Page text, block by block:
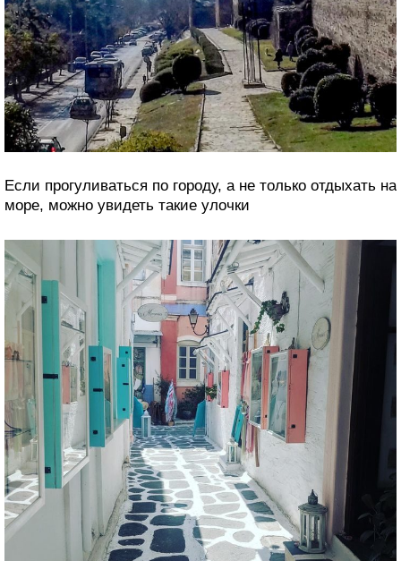
Если прогуливаться по городу, а не только отдыхать на
море, можно увидеть такие улочки